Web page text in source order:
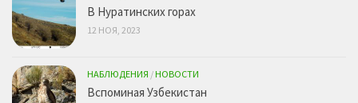
В Нуратинских горах
12 НОЯ, 2023
НАБЛЮДЕНИЯ /НОВОСТИ
Вспоминая Узбекистан